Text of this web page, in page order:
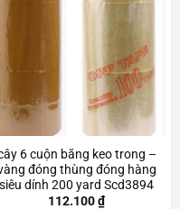
6 cuộn băng keo trong –
đóng thùng đóng hàng
siêu dính 200 yard Scd3894
112.100₫